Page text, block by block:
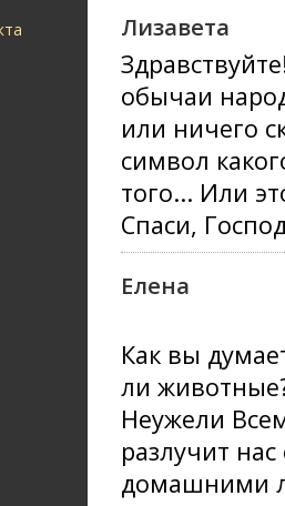
Лизавета
обычаи
или ничего
символ
того... Или
Спаси,
Елена
Как вы
ли
Неужели
разлучит
домашними